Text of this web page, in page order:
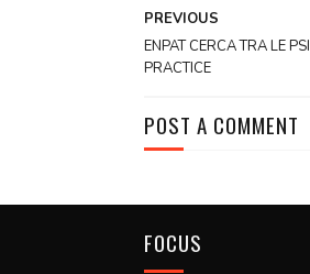
PREVIOUS
ENPAT CERCA TRA LE
PRACTICE
POST A COMMENT
FOCUS